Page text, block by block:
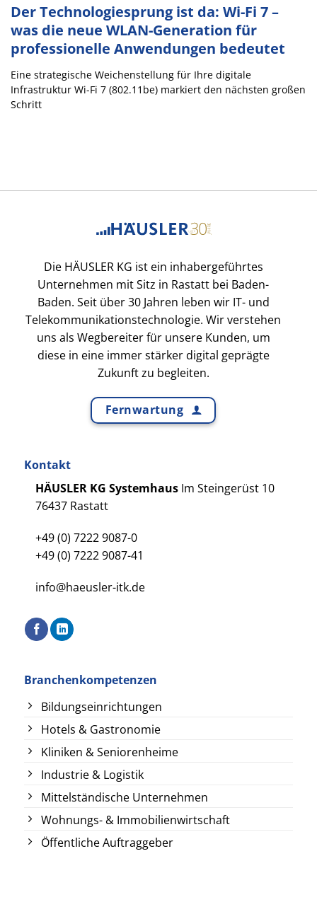
Der Technologiesprung ist da: Wi-Fi 7 –
was die neue WLAN-Generation für
professionelle Anwendungen bedeutet
Eine strategische Weichenstellung für Ihre digitale
Infrastruktur Wi-Fi 7 (802.11be) markiert den nächsten großen
Schritt
Die HÄUSLER KG ist ein inhabergeführtes
Unternehmen mit Sitz in Rastatt bei Baden-
Baden. Seit über 30 Jahren leben wir IT- und
Telekommunikationstechnologie. Wir verstehen
uns als Wegbereiter für unsere Kunden, um
diese in eine immer stärker digital geprägte
Zukunft zu begleiten.
Fernwartung
Kontakt
HÄUSLER KG Systemhaus Im Steingerüst 10
76437 Rastatt
+49 (0) 7222 9087-0
+49 (0) 7222 9087-41
info@haeusler-itk.de
Branchenkompetenzen
Bildungseinrichtungen
Hotels & Gastronomie
Kliniken & Seniorenheime
Industrie & Logistik
Mittelständische Unternehmen
Wohnungs- & Immobilienwirtschaft
Öffentliche Auftraggeber